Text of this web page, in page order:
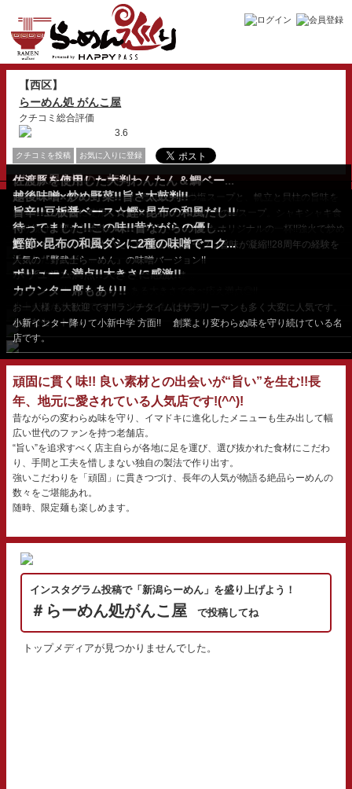
【西区】
らーめん処 がんこ屋
クチコミ総合評価
3.6
クチコミを投稿 お気に入りに登録
がんこ屋自慢の一杯！
白湯と鰹ダシのWスープ。天然素材に拘る!!
佐渡豚を使用した大判わんたん＆鯛ベー...
鯛×鶏の透き通るほどに美しい旨味の際立つ塩スープと、帆立と貝柱の旨味を
凝縮した自家製塩ダ...
越後味噌×炒め野菜!!旨さ太鼓判!!
越後味噌を贅沢に使用し、昼夜煮込んだ白湯と鰹のWスープ。シャキシャキ食
感の炒め野菜は甘味...
旨辛!!豆板醤ベース☆鰹×昆布の和風だし!!
守り続ける変わらぬ味と現代風の良さをMIXしたオリジナルの一杯!!強火で炒め
た程よいシャキシ...
待ってました!!この味!!昔ながらの優し...
鶏ガラをじっくりと炊いた、透き通ったスープは旨味が凝縮!!28周年の経験を
活かした昔ながら...
鰹節×昆布の和風ダシに2種の味噌でコク...
人気の『野武士らーめん』の味噌バージョン!!
動物系白湯スープ×和風ダシを合わせたま...
ボリューム満点!!大きさに感激!!
ニンニク不使用!!ボリュームある大きさで食べ応え満点◎!!
小上がりがあるのでファ ミリーに も人気です。
カウンター席もあり!!
お一人様 も大歓迎 です!!ランチタイムはサラリーマンも多く大変に人気です。
お得なセットメ...
小新インター降りて小新中学 方面!! 創業より変わらぬ味を守り続けている名
店です。
頑固に貫く味!! 良い素材との出会いが“旨い”を生む!!長
年、地元に愛されている人気店です!(^^)!
昔ながらの変わらぬ味を守り、イマドキに進化したメニューも生み出して幅
広い世代のファンを持つ老舗店。
“旨い”を追求すべく店主自らが各地に足を運び、選び抜かれた食材にこだわ
り、手間と工夫を惜しまない独自の製法で作り出す。
強いこだわりを「頑固」に貫きつづけ、長年の人気が物語る絶品らーめんの
数々をご堪能あれ。
随時、限定麺も楽しめます。
インスタグラム投稿で「新潟らーめん」を盛り上げよう！
＃らーめん処がんこ屋 で投稿してね
トップメディアが見つかりませんでした。